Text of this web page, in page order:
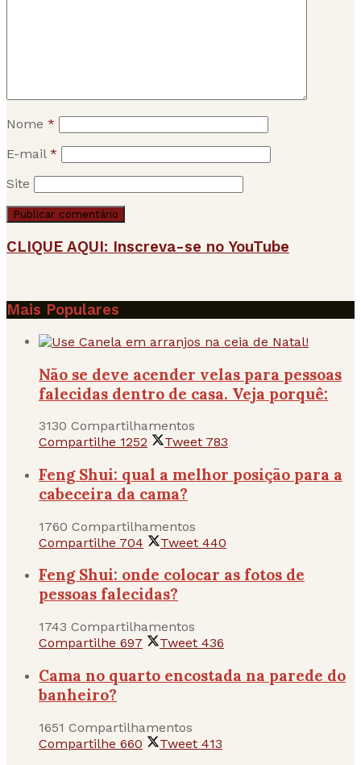
Nome *
E-mail *
Site
CLIQUE AQUI: Inscreva-se no YouTube
Mais Populares
Não se deve acender velas para pessoas
falecidas dentro de casa. Veja porquê:
3130 Compartilhamentos
Compartilhe 1252 Tweet 783
Feng Shui: qual a melhor posição para a
cabeceira da cama?
1760 Compartilhamentos
Compartilhe 704 Tweet 440
Feng Shui: onde colocar as fotos de
pessoas falecidas?
1743 Compartilhamentos
Compartilhe 697 Tweet 436
Cama no quarto encostada na parede do
banheiro?
1651 Compartilhamentos
Compartilhe 660 Tweet 413